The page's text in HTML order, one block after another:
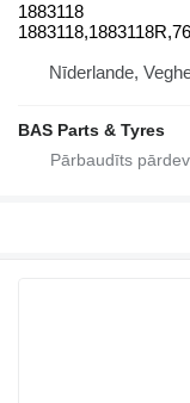
1883118
Nīderlande,
BAS Parts & Tyres